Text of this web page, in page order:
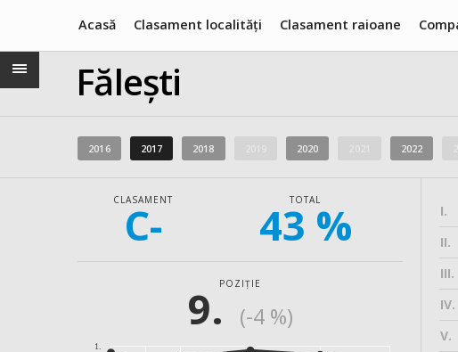
Acasă Clasament localități Clasament raioane
Fălești
2016 2017 2018 2020 2022
CLASAMENT
C- TOTAL
43 %
POZIȚIE
9. (-4 %)
1.
I.
II.
III.
IV.
V.